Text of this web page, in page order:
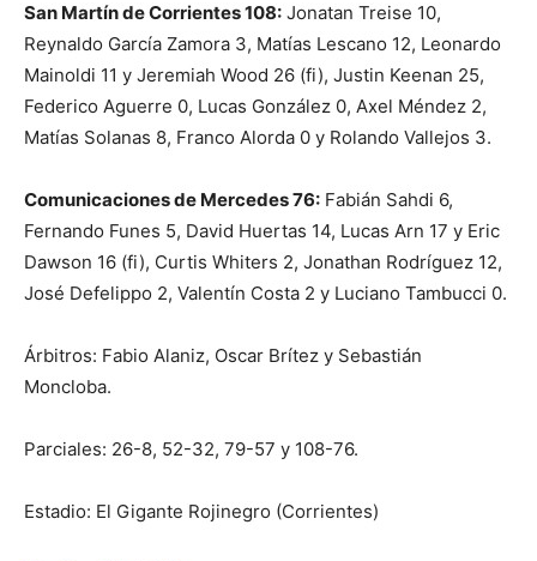
San Martín de Corrientes 108: Jonatan Treise 10,
Reynaldo García Zamora 3, Matías Lescano 12, Leonardo
Mainoldi 11 y Jeremiah Wood 26 (fi), Justin Keenan 25,
Federico Aguerre 0, Lucas González 0, Axel Méndez 2,
Matías Solanas 8, Franco Alorda 0 y Rolando Vallejos 3.
Comunicaciones de Mercedes 76: Fabián Sahdi 6,
Fernando Funes 5, David Huertas 14, Lucas Arn 17 y Eric
Dawson 16 (fi), Curtis Whiters 2, Jonathan Rodríguez 12,
José Defelippo 2, Valentín Costa 2 y Luciano Tambucci 0.
Árbitros: Fabio Alaniz, Oscar Brítez y Sebastián
Moncloba.
Parciales: 26-8, 52-32, 79-57 y 108-76.
Estadio: El Gigante Rojinegro (Corrientes)